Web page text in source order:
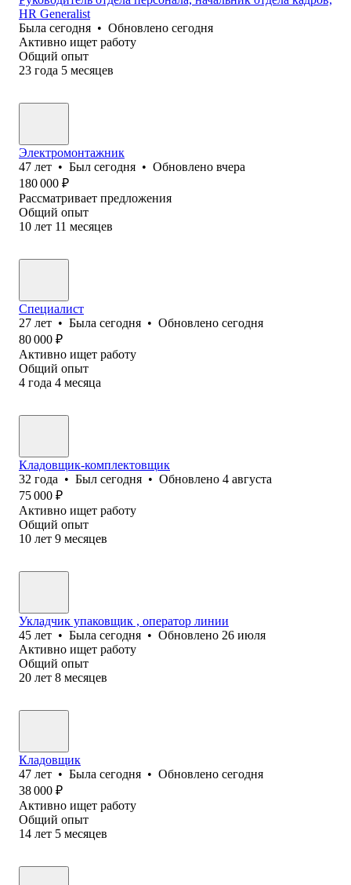
HR Generalist
Была сегодня • Обновлено сегодня
Активно ищет работу
Общий опыт
23 года 5 месяцев
Электромонтажник
47 лет • Был сегодня • Обновлено вчера
180 000 ₽
Рассматривает предложения
Общий опыт
10 лет 11 месяцев
Специалист
27 лет • Была сегодня • Обновлено сегодня
80 000 ₽
Активно ищет работу
Общий опыт
4 года 4 месяца
Кладовщик-комплектовщик
32 года • Был сегодня • Обновлено 4 августа
75 000 ₽
Активно ищет работу
Общий опыт
10 лет 9 месяцев
Укладчик упаковщик , оператор линии
45 лет • Была сегодня • Обновлено 26 июля
Активно ищет работу
Общий опыт
20 лет 8 месяцев
Кладовщик
47 лет • Была сегодня • Обновлено сегодня
38 000 ₽
Активно ищет работу
Общий опыт
14 лет 5 месяцев